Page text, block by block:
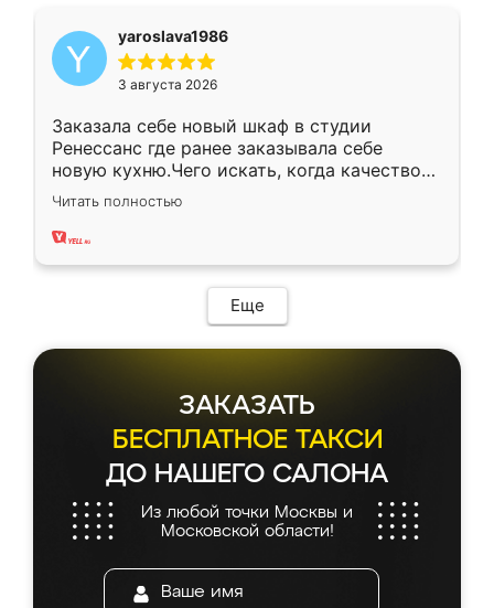
yaroslava1986
3 августа 2026
Заказала себе новый шкаф в студии
Ренессанс где ранее заказывала себе
новую кухню.Чего искать, когда качеством
вполне довольна. Служит кухня уже почти
два года, нареканий нет.
Читать полностью
Еще
ЗАКАЗАТЬ
БЕСПЛАТНОЕ ТАКСИ
ДО НАШЕГО САЛОНА
Из любой точки Москвы и
Московской области!